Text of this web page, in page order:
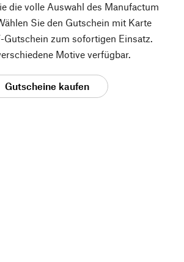
die volle Auswahl des Manufactum
Sie den Gutschein mit Karte
Gutschein zum sofortigen Einsatz.
Motive verfügbar.
Gutscheine kaufen